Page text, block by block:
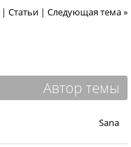
| Статьи | Следующая тема »
Автор темы
Sana